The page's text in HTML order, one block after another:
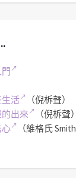
活
（倪柝聲）
出來
（倪柝聲）
（維格氏 Smith